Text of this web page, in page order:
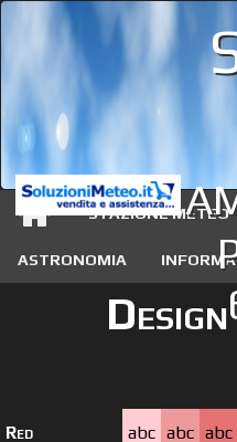
STAZIONE METEO
ASTRONOMIA
Red
abc abc abc